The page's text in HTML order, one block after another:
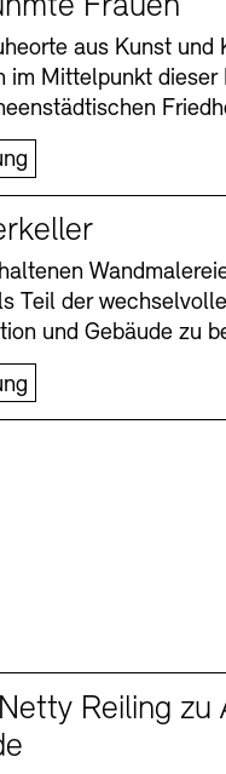
aus Kunst und
im Mittelpunkt dieser
Teil der
und Gebäude zu
Reiling zu